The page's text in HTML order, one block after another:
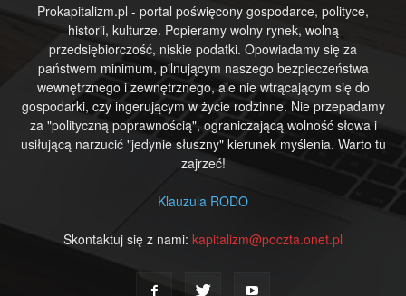
Prokapitalizm.pl - portal poświęcony gospodarce, polityce,
historii, kulturze. Popieramy wolny rynek, wolną
przedsiębiorczość, niskie podatki. Opowiadamy się za
państwem minimum, pilnującym naszego bezpieczeństwa
wewnętrznego i zewnętrznego, ale nie wtrącającym się do
gospodarki, czy ingerującym w życie rodzinne. Nie przepadamy
za "polityczną poprawnością", ograniczającą wolność słowa i
usiłującą narzucić "jedynie słuszny" kierunek myślenia. Warto tu
zajrzeć!
Klauzula RODO
Skontaktuj się z nami: kapitalizm@poczta.onet.pl